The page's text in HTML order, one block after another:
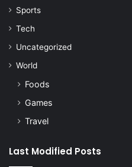
Sports
Tech
Uncategorized
World
Foods
Games
Travel
Last Modified Posts